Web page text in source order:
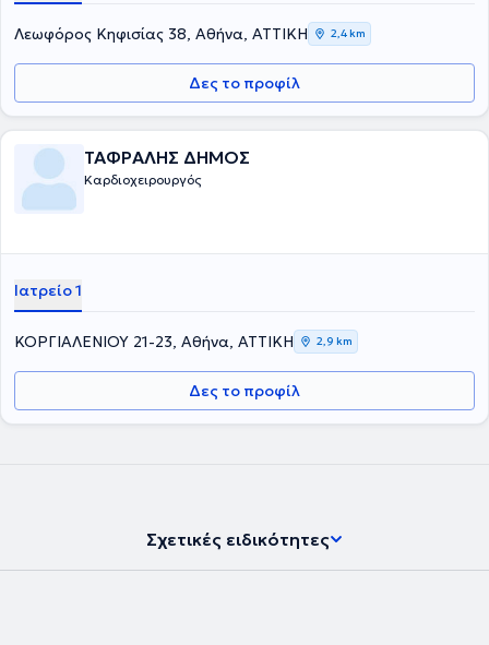
Λεωφόρος Κηφισίας 38, Αθήνα, ΑΤΤΙΚΗ 2,4 km
Δες το προφίλ
ΤΑΦΡΑΛΗΣ ΔΗΜΟΣ
Καρδιοχειρουργός
Ιατρείο 1
ΚΟΡΓΙΑΛΕΝΙΟΥ 21-23, Αθήνα, ΑΤΤΙΚΗ 2,9 km
Δες το προφίλ
Σχετικές ειδικότητες